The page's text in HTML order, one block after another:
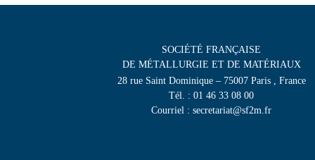
SOCIÉTÉ FRANÇAISE
DE MÉTALLURGIE ET DE MATÉRIAUX
28 rue Saint Dominique – 75007 Paris , France
Tél. : 01 46 33 08 00
Courriel : secretariat@sf2m.fr